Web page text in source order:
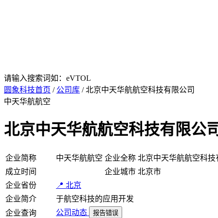
请输入搜索词如：eVTOL
圆象科技首页 / 公司库 / 北京中天华航航空科技有限公司
中天华航航空
北京中天华航航空科技有限公
企业简称 中天华航航空 企业全称 北京中天华航航空科技
成立时间
企业城市 北京市
企业省份
📍 北京
企业简介
于航空科技的应用开发
企业查询
公司动态 报告错误